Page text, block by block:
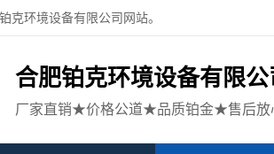
克环境设备有限公司网站。
合肥铂克环境设备有限公
厂家直销★价格公道★品质铂金★售后放